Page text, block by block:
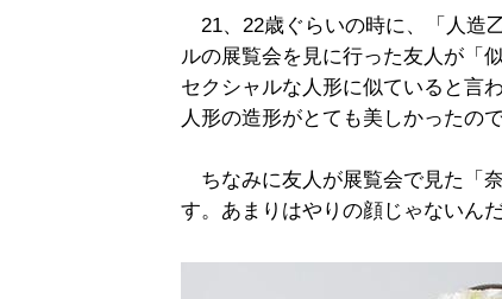
21、22歳ぐらいの時に、「人造
ルの展覧会を見に行った友人が「
セクシャルな人形に似ていると言
人形の造形がとても美しかったの
ちなみに友人が展覧会で見た「
す。あまりはやりの顔じゃないん